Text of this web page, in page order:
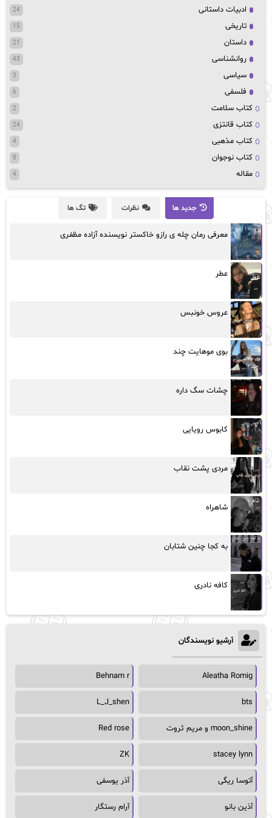
ادبیات داستانی 24
تاریخی 15
داستان 21
روانشناسی 43
سیاسی 3
فلسفی 6
کتاب سلامت 2
کتاب قانتزی 24
کتاب مذهبی 4
کتاب نوجوان 8
مقاله 4
جدید ها نظرات تگ ها
معرفی رمان چله ی رازو خاکستر نویسنده آزاده مظفری
عطر
عروس خونبس
بوی موهایت چند
چشات سگ داره
کابوس رویایی
مردی پشت نقاب
شاهراه
به کجا چنین شتابان
کافه نادری
آرشیو نویسندگان
Aleatha Romig
Behnam r
bts
L_J_shen
moon_shine و مریم ثروت Red rose
stacey lynn
ZK
آتوسا ریگی آذر یوسفی
آذین بانو آرام رستگار